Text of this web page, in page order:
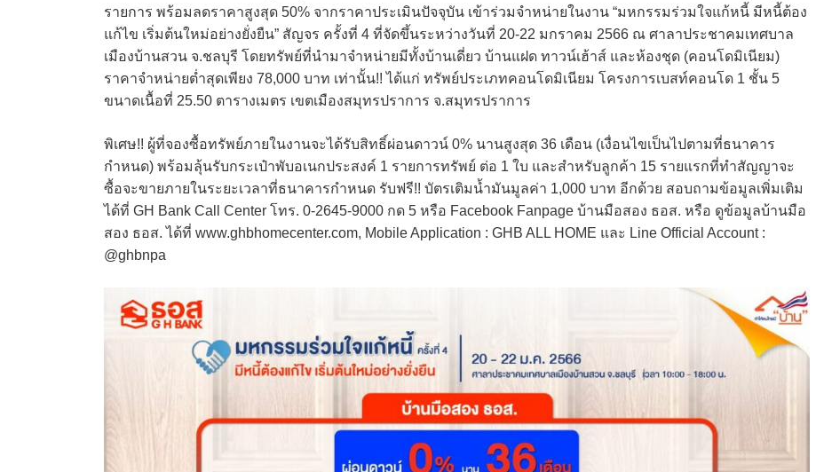
รายการ พร้อมลดราคาสูงสุด 50% จากราคาประเมินปัจจุบัน เข้าร่วมจำหน่ายในงาน “มหกรรมร่วมใจแก้หนี้ มีหนี้ต้อง
แก้ไข เริ่มต้นใหม่อย่างยั่งยืน” สัญจร ครั้งที่ 4 ที่จัดขึ้นระหว่างวันที่ 20-22 มกราคม 2566 ณ ศาลาประชาคมเทศบาล
เมืองบ้านสวน จ.ชลบุรี โดยทรัพย์ที่นำมาจำหน่ายมีทั้งบ้านเดี่ยว บ้านแฝด ทาวน์เฮ้าส์ และห้องชุด (คอนโดมิเนียม)
ราคาจำหน่ายต่ำสุดเพียง 78,000 บาท เท่านั้น!! ได้แก่ ทรัพย์ประเภทคอนโดมิเนียม โครงการเบสท์คอนโด 1 ชั้น 5
ขนาดเนื้อที่ 25.50 ตารางเมตร เขตเมืองสมุทรปราการ จ.สมุทรปราการ
พิเศษ!! ผู้ที่จองซื้อทรัพย์ภายในงานจะได้รับสิทธิ์ผ่อนดาวน์ 0% นานสูงสุด 36 เดือน (เงื่อนไขเป็นไปตามที่ธนาคาร
กำหนด) พร้อมลุ้นรับกระเป๋าพับอเนกประสงค์ 1 รายการทรัพย์ ต่อ 1 ใบ และสำหรับลูกค้า 15 รายแรกที่ทำสัญญาจะ
ซื้อจะขายภายในระยะเวลาที่ธนาคารกำหนด รับฟรี!! บัตรเติมน้ำมันมูลค่า 1,000 บาท อีกด้วย สอบถามข้อมูลเพิ่มเติม
ได้ที่ GH Bank Call Center โทร. 0-2645-9000 กด 5 หรือ Facebook Fanpage บ้านมือสอง ธอส. หรือ ดูข้อมูลบ้านมือ
สอง ธอส. ได้ที่ www.ghbhomecenter.com, Mobile Application : GHB ALL HOME และ Line Official Account :
@ghbnpa